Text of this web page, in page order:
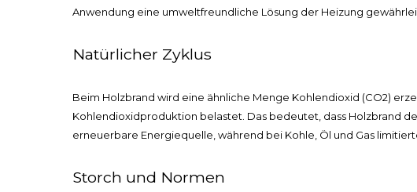
Anwendung eine umweltfreundliche Lösung der Heizung
Natürlicher Zyklus
Beim Holzbrand wird eine ähnliche Menge Kohlendioxid (CO2)
Kohlendioxidproduktion belastet. Das bedeutet, dass Holzbrand
erneuerbare Energiequelle, während bei Kohle, Öl und Gas
Storch und Normen